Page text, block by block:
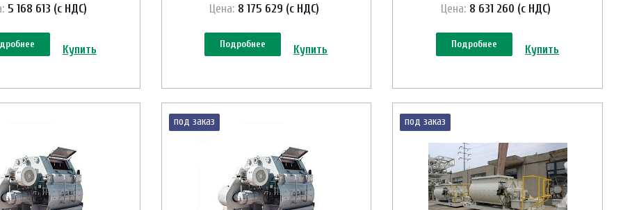
5 168 613 (с НДС)
Купить
Цена: 8 175 629 (с НДС)
Подробнее Купить
Цена: 8 631 260 (с НДС)
Подробнее Купить
под заказ под заказ